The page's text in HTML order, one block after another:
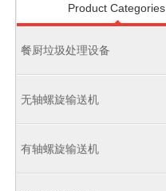
Product Categories
餐厨垃圾处理设备
无轴螺旋输送机
有轴螺旋输送机